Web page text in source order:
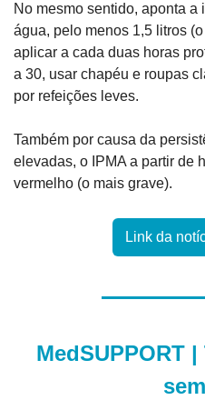
No mesmo sentido, aponta
água, pelo menos 1,5 litros
aplicar a cada duas horas
a 30, usar chapéu e roupas
por refeições leves.
Também por causa da
elevadas, o IPMA a partir de
vermelho (o mais grave).
Link da
MedSUPPORT